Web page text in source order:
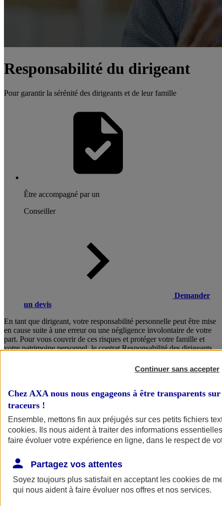
Responsabilité du dirigeant
Pour garantir la sérénité des dirigeants et de leur famille
Être accompagné par un
Conseiller
Demander
un devis
En tant que dirigeant, votre responsabilité personnelle peut être mise
en cause suite à une erreur ou une négligence involontaire de votre
part. Pour vous couvrir de ces risques et protéger votre famille et
votre patrimoine personnel, le contrat Responsabilité des dirigeants
solutions concrètes en cas de crise, ainsi que la prise en charge de
Consulter les documents d’informations
le document d'informations sur le produit
d'assurance responsabilité civile du dirigeant (CS)
Continuer sans accepter
Chez AXA nous nous engageons à être transparents
traceurs !
Ensemble, mettons fin aux préjugés sur ces petits fichiers
cookies. Ils nous aident à traiter des informations
faire évoluer votre expérience en ligne, dans le respect de
Partagez vos attentes
Soyez toujours plus satisfait en acceptant les cookies de
qui nous aident à faire évoluer nos offres et nos services.